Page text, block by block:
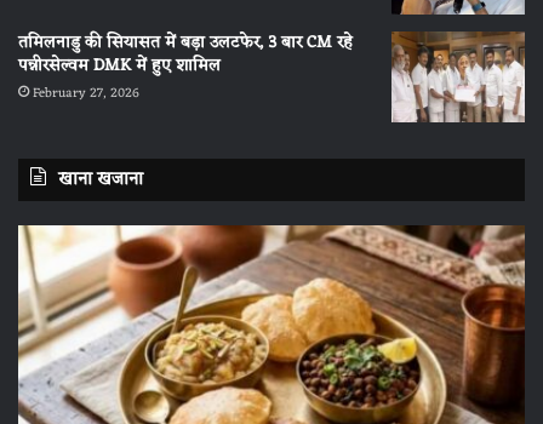
तमिलनाडु की सियासत में बड़ा उलटफेर, 3 बार CM रहे
पन्नीरसेल्वम DMK में हुए शामिल
February 27, 2026
खाना खजाना